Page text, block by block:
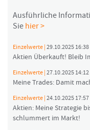
Ausführliche
Sie hier >
Einzelwerte | 29.10.2025 16:38
Aktien Überkauft! Bleib
Einzelwerte | 27.10.2025 14:12
Meine Trades: Damit
Einzelwerte | 24.10.2025 17:57
Aktien: Meine Strategie
schlummert im Markt!